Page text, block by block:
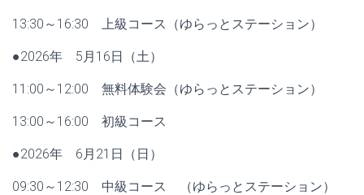
13:30～16:30 上級コース（ゆらっとステーション）
●2026年 5月16日（土）
11:00～12:00 無料体験会（ゆらっとステーション）
13:00～16:00 初級コース
●2026年 6月21日（日）
09:30～12:30 中級コース （ゆらっとステーション）